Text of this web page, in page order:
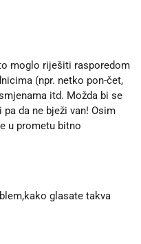
moglo riješiti rasporedom
(npr. netko pon-čet,
itd. Možda bi se
da ne bježi van! Osim
u prometu bitno
glasate takva